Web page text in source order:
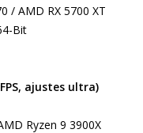
/ AMD RX 5700 XT
Bit
ajustes ultra)
Ryzen 9 3900X